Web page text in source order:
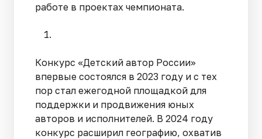
работе в проектах чемпионата.
Конкурс «Детский автор России»
впервые состоялся в 2023 году и с тех
пор стал ежегодной площадкой для
поддержки и продвижения юных
авторов и исполнителей. В 2024 году
конкурс расширил географию, охватив